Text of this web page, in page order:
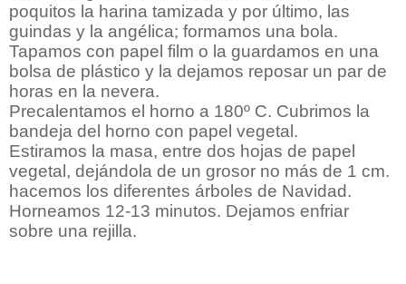
poquitos la harina tamizada y por último, las
guindas y la angélica; formamos una bola.
Tapamos con papel film o la guardamos en una
bolsa de plástico y la dejamos reposar un par de
horas en la nevera.
Precalentamos el horno a 180º C. Cubrimos la
bandeja del horno con papel vegetal.
Estiramos la masa, entre dos hojas de papel
vegetal, dejándola de un grosor no más de 1 cm.
hacemos los diferentes árboles de Navidad.
Horneamos 12-13 minutos. Dejamos enfriar
sobre una rejilla.